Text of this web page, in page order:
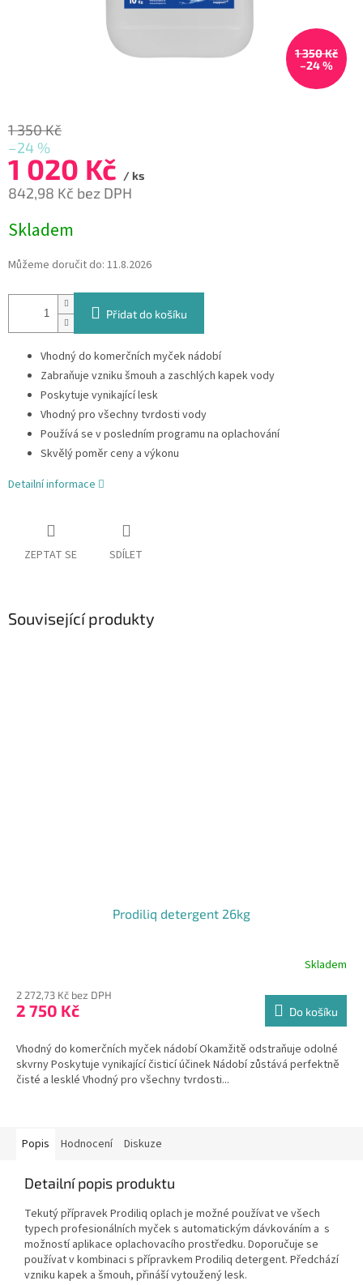
1 350 Kč
–24 %
1 350 Kč
–24 %
1 020 Kč / ks
842,98 Kč bez DPH
cena:
Skladem
Můžeme doručit do: 11.8.2026
Přidat do košíku
Vhodný do komerčních myček nádobí
Zabraňuje vzniku šmouh a zaschlých kapek vody
Poskytuje vynikající lesk
Vhodný pro všechny tvrdosti vody
Používá se v posledním programu na oplachování
Skvělý poměr ceny a výkonu
Detailní informace
ZEPTAT SE SDÍLET
Související produkty
Prodiliq detergent 26kg
Skladem
2 272,73 Kč bez DPH
2 750 Kč Do košíku
Vhodný do komerčních myček nádobí Okamžitě odstraňuje odolné
skvrny Poskytuje vynikající čisticí účinek Nádobí zůstává perfektně
čisté a lesklé Vhodný pro všechny tvrdosti...
Popis Hodnocení Diskuze
Detailní popis produktu
Tekutý přípravek Prodiliq oplach je možné používat ve všech
typech profesionálních myček s automatickým dávkováním a s
možností aplikace oplachovacího prostředku. Doporučuje se
používat v kombinaci s přípravkem Prodiliq detergent. Předchází
vzniku kapek a šmouh, přináší vytoužený lesk.